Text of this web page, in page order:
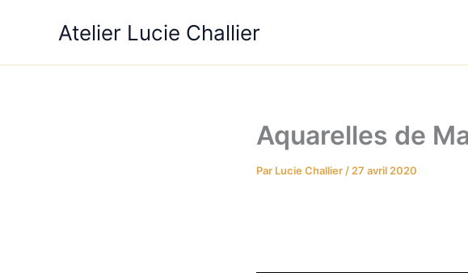
Atelier Lucie Challier
Aquarelles de
Par Lucie Challier / 27 avril 2020